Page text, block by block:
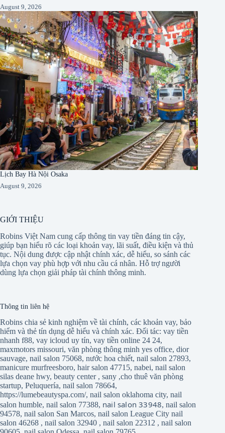
August 9, 2026
Lịch Bay Hà Nội Osaka
August 9, 2026
GIỚI THIỆU
Robins Việt Nam cung cấp thông tin vay tiền đáng tin cậy,
giúp bạn hiểu rõ các loại khoản vay, lãi suất, điều kiện và thủ
tục. Nội dung được cập nhật chính xác, dễ hiểu, so sánh các
lựa chọn vay phù hợp với nhu cầu cá nhân. Hỗ trợ người
dùng lựa chọn giải pháp tài chính thông minh.
Thông tin liên hệ
Robins chia sẻ kinh nghiệm về tài chính, các khoản vay, bảo
hiểm và thẻ tín dụng dễ hiểu và chính xác. Đối tác: vay tiền
nhanh f88, vay icloud uy tín, vay tiền online 24 24,
maxmotors missouri, văn phòng thông minh yes office, dior
sauvage, nail salon 75068, nước hoa chiết, nail salon 27893,
manicure murfreesboro, hair salon 47715, nabei, nail salon
silas deane hwy, beauty center, sany ,cho thuê văn phòng
startup, Peluquería, nail salon 78664,
https://lumebeautyspa.com/, nail salon oklahoma city, nail
salon humble, nail salon 77388, nail salon 33948,nail salon
94578, nail salon San Marcos, nail salon League City nail
salon 46268 , nail salon 32940 , nail salon 22312 , nail salon